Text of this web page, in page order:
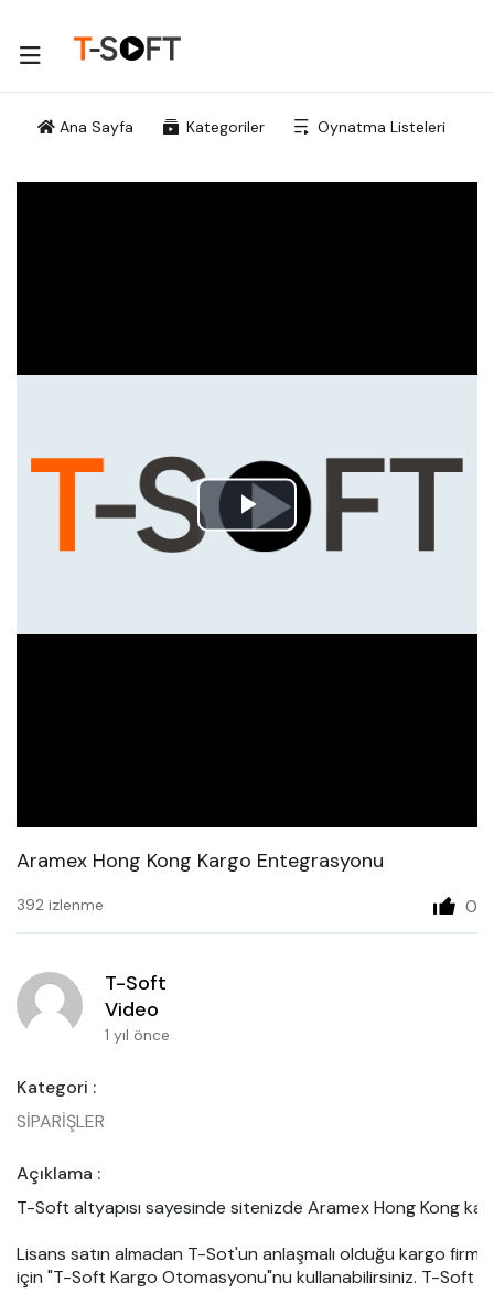
Ana Sayfa Kategoriler Oynatma Listeleri
Play
Aramex Hong Kong Kargo Entegrasyonu
392 izlenme 0
T-Soft
Video
1 yıl önce
Kategori :
SİPARİŞLER
Açıklama :
T-Soft altyapısı sayesinde sitenizde Aramex Hong Kong
Lisans satın almadan T-Sot'un anlaşmalı olduğu kargo
için "T-Soft Kargo Otomasyonu"nu kullanabilirsiniz. T-Soft